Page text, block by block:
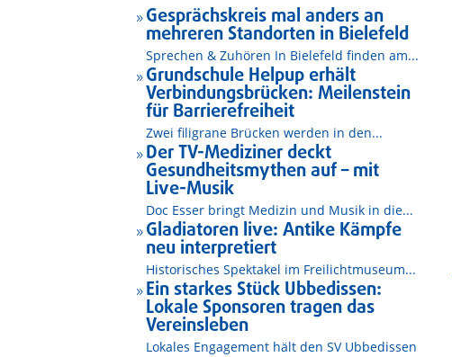
9 Gesprächskreis mal anders an
mehreren Standorten in Bielefeld
Sprechen & Zuhören In Bielefeld finden am...
9 Grundschule Helpup erhält
Verbindungsbrücken: Meilenstein
für Barrierefreiheit
Zwei filigrane Brücken werden in den...
9 Der TV-Mediziner deckt
Gesundheitsmythen auf – mit
Live-Musik
Doc Esser bringt Medizin und Musik in die...
9 Gladiatoren live: Antike Kämpfe
neu interpretiert
Historisches Spektakel im Freilichtmuseum...
9 Ein starkes Stück Ubbedissen:
Lokale Sponsoren tragen das
Vereinsleben
Lokales Engagement hält den SV Ubbedissen